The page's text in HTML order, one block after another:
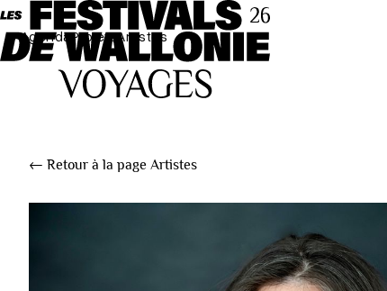
AgendaProjetsArtistes
← Retour à la page Artistes